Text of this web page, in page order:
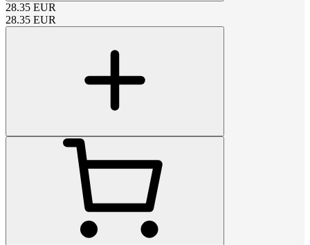
28.35 EUR
28.35 EUR